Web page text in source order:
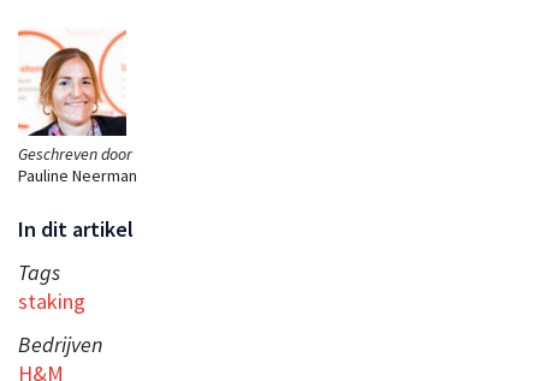
Geschreven door
Pauline Neerman
In dit artikel
Tags
staking
Bedrijven
H&M